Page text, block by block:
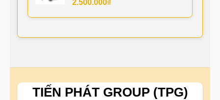
2.500.000₫
TIẾN PHÁT GROUP (TPG)